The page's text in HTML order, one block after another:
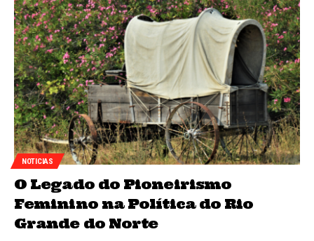
NOTICIAS
O Legado do Pioneirismo
Feminino na Política do Rio
Grande do Norte